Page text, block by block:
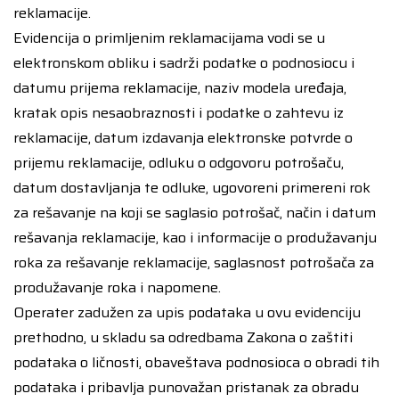
reklamacije.
Evidencija o primljenim reklamacijama vodi se u
elektronskom obliku i sadrži podatke o podnosiocu i
datumu prijema reklamacije, naziv modela uređaja,
kratak opis nesaobraznosti i podatke o zahtevu iz
reklamacije, datum izdavanja elektronske potvrde o
prijemu reklamacije, odluku o odgovoru potrošaču,
datum dostavljanja te odluke, ugovoreni primereni rok
za rešavanje na koji se saglasio potrošač, način i datum
rešavanja reklamacije, kao i informacije o produžavanju
roka za rešavanje reklamacije, saglasnost potrošača za
produžavanje roka i napomene.
Operater zadužen za upis podataka u ovu evidenciju
prethodno, u skladu sa odredbama Zakona o zaštiti
podataka o ličnosti, obaveštava podnosioca o obradi tih
podataka i pribavlja punovažan pristanak za obradu